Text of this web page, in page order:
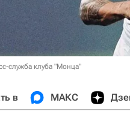
служба клуба "Монца"
в МАКС